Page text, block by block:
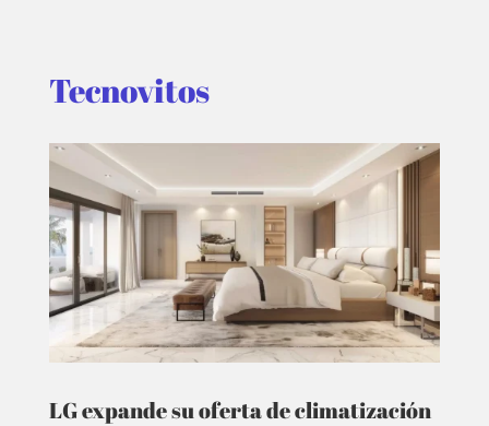
Tecnovitos
LG expande su oferta de climatización